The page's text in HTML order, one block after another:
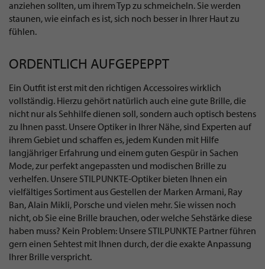
anziehen sollten, um ihrem Typ zu schmeicheln. Sie werden
staunen, wie einfach es ist, sich noch besser in Ihrer Haut zu
fühlen.
ORDENTLICH AUFGEPEPPT
Ein Outfit ist erst mit den richtigen Accessoires wirklich
vollständig. Hierzu gehört natürlich auch eine gute Brille, die
nicht nur als Sehhilfe dienen soll, sondern auch optisch bestens
zu Ihnen passt. Unsere Optiker in Ihrer Nähe, sind Experten auf
ihrem Gebiet und schaffen es, jedem Kunden mit Hilfe
langjähriger Erfahrung und einem guten Gespür in Sachen
Mode, zur perfekt angepassten und modischen Brille zu
verhelfen. Unsere STILPUNKTE-Optiker bieten Ihnen ein
vielfältiges Sortiment aus Gestellen der Marken Armani, Ray
Ban, Alain Mikli, Porsche und vielen mehr. Sie wissen noch
nicht, ob Sie eine Brille brauchen, oder welche Sehstärke diese
haben muss? Kein Problem: Unsere STILPUNKTE Partner führen
gern einen Sehtest mit Ihnen durch, der die exakte Anpassung
Ihrer Brille verspricht.